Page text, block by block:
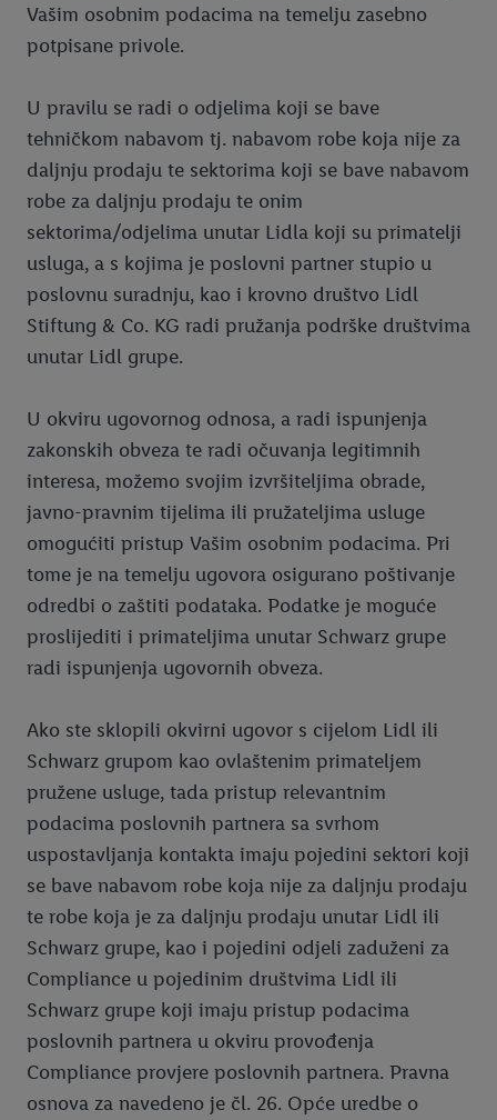
Vašim osobnim podacima na temelju zasebno
potpisane privole.
U pravilu se radi o odjelima koji se bave
tehničkom nabavom tj. nabavom robe koja nije za
daljnju prodaju te sektorima koji se bave nabavom
robe za daljnju prodaju te onim
sektorima/odjelima unutar Lidla koji su primatelji
usluga, a s kojima je poslovni partner stupio u
poslovnu suradnju, kao i krovno društvo Lidl
Stiftung & Co. KG radi pružanja podrške društvima
unutar Lidl grupe.
U okviru ugovornog odnosa, a radi ispunjenja
zakonskih obveza te radi očuvanja legitimnih
interesa, možemo svojim izvršiteljima obrade,
javno-pravnim tijelima ili pružateljima usluge
omogućiti pristup Vašim osobnim podacima. Pri
tome je na temelju ugovora osigurano poštivanje
odredbi o zaštiti podataka. Podatke je moguće
proslijediti i primateljima unutar Schwarz grupe
radi ispunjenja ugovornih obveza.
Ako ste sklopili okvirni ugovor s cijelom Lidl ili
Schwarz grupom kao ovlaštenim primateljem
pružene usluge, tada pristup relevantnim
podacima poslovnih partnera sa svrhom
uspostavljanja kontakta imaju pojedini sektori koji
se bave nabavom robe koja nije za daljnju prodaju
te robe koja je za daljnju prodaju unutar Lidl ili
Schwarz grupe, kao i pojedini odjeli zaduženi za
Compliance u pojedinim društvima Lidl ili
Schwarz grupe koji imaju pristup podacima
poslovnih partnera u okviru provođenja
Compliance provjere poslovnih partnera. Pravna
osnova za navedeno je čl. 26. Opće uredbe o